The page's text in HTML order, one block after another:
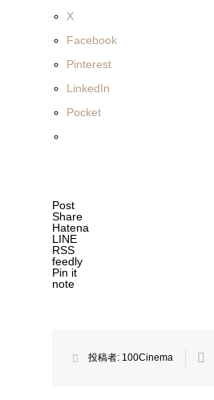
X
Facebook
Pinterest
LinkedIn
Pocket
Post
Share
Hatena
LINE
RSS
feedly
Pin it
note
投稿者: 100Cinema